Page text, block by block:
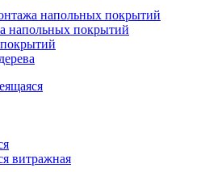
напольных покрытий
напольных покрытий
витражная